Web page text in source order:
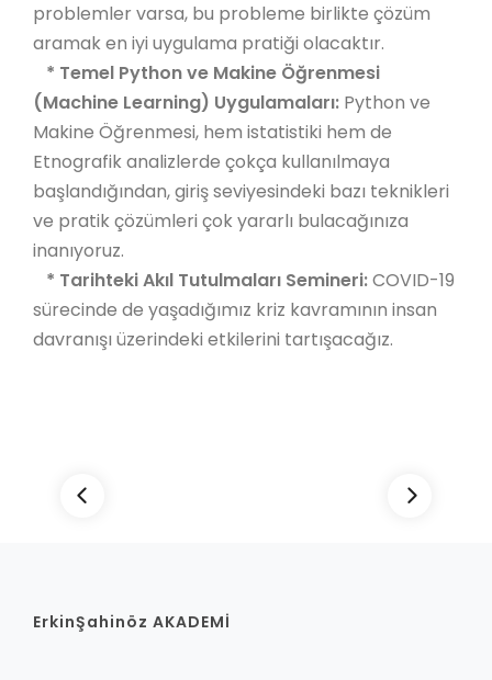
problemler varsa, bu probleme birlikte çözüm
aramak en iyi uygulama pratiği olacaktır.
* Temel Python ve Makine Öğrenmesi
(Machine Learning) Uygulamaları: Python ve
Makine Öğrenmesi, hem istatistiki hem de
Etnografik analizlerde çokça kullanılmaya
başlandığından, giriş seviyesindeki bazı teknikleri
ve pratik çözümleri çok yararlı bulacağınıza
inanıyoruz.
* Tarihteki Akıl Tutulmaları Semineri:COVID-19
sürecinde de yaşadığımız kriz kavramının insan
davranışı üzerindeki etkilerini tartışacağız.
ErkinŞahinöz AKADEMİ